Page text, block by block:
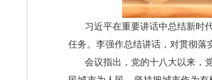
习近平在重要讲话中总结新时
任务。李强作总结讲话，对贯彻落
会议指出，党的十八大以来，